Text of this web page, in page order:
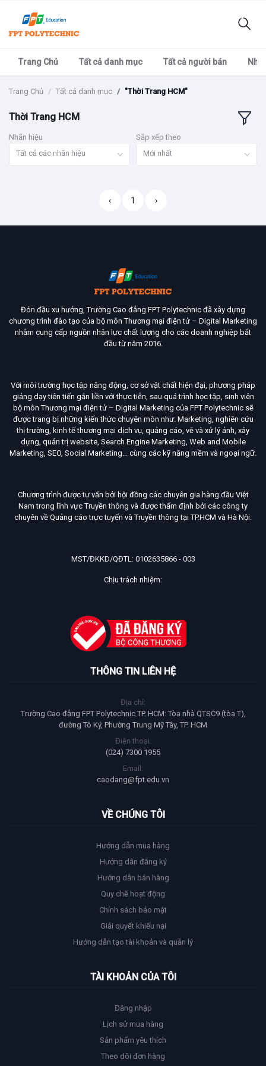
Trang Chủ Tất cả danh mục Tất cả người bán
Trang Chủ Tất cả danh mục "Thời Trang HCM"
Thời Trang HCM
Nhãn hiệu
Tất cả các nhãn hiệu
Sắp xếp theo
Mới nhất
‹ 1 ›
Đón đầu xu hướng, Trường Cao đẳng FPT Polytechnic đã xây dựng
chương trình đào tạo của bộ môn Thương mại điện tử – Digital Marketing
nhằm cung cấp nguồn nhân lực chất lượng cho các doanh nghiệp bắt
đầu từ năm 2016.
Với môi trường học tập năng động, cơ sở vật chất hiện đại, phương pháp
giảng dạy tiên tiến gắn liền với thực tiễn, sau quá trình học tập, sinh viên
bộ môn Thương mại điện tử – Digital Marketing của FPT Polytechnic sẽ
được trang bị những kiến thức chuyên môn như: Marketing, nghiên cứu
thị trường, kinh tế thương mại dịch vụ, quảng cáo, vẽ và xử lý ảnh, xây
dựng, quản trị website, Search Engine Marketing, Web and Mobile
Marketing, SEO, Social Marketing… cùng các kỹ năng mềm và ngoại ngữ.
Chương trình được tư vấn bởi hội đồng các chuyên gia hàng đầu Việt
Nam trong lĩnh vực Truyền thông và được thẩm định bởi các công ty
chuyên về Quảng cáo trực tuyến và Truyền thông tại TP.HCM và Hà Nội.
MST/ĐKKD/QĐTL: 0102635866 - 003
Chịu trách nhiệm:
THÔNG TIN LIÊN HỆ
Địa chỉ:
Trường Cao đẳng FPT Polytechnic TP. HCM: Tòa nhà QTSC9 (tòa T),
đường Tô Ký, Phường Trung Mỹ Tây, TP. HCM
Điện thoại:
(024) 7300 1955
Email:
caodang@fpt.edu.vn
VỀ CHÚNG TÔI
Hướng dẫn mua hàng
Hướng dẫn đăng ký
Hướng dẫn bán hàng
Quy chế hoạt động
Chính sách bảo mật
Giải quyết khiếu nại
Hướng dẫn tạo tài khoản và quản lý
TÀI KHOẢN CỦA TÔI
Đăng nhập
Lịch sử mua hàng
Sản phẩm yêu thích
Theo dõi đơn hàng